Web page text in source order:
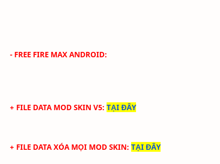
- FREE FIRE MAX ANDROID:
+ FILE DATA MOD SKIN V5: TẠI ĐÂY
+ FILE DATA XÓA MỌI MOD SKIN: TẠI ĐÂY